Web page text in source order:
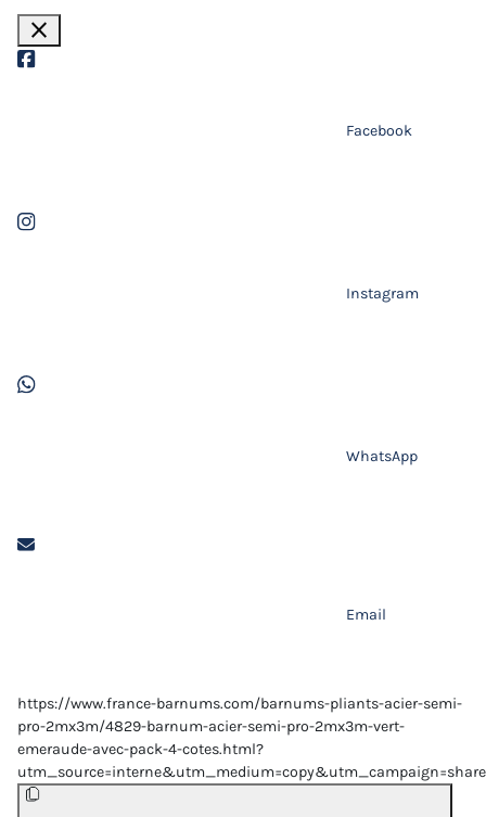
close
Facebook
Instagram
WhatsApp
Email
https://www.france-barnums.com/barnums-pliants-acier-semi-
pro-2mx3m/4829-barnum-acier-semi-pro-2mx3m-vert-
emeraude-avec-pack-4-cotes.html?